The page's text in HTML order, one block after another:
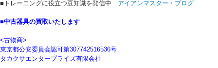
■トレーニングに役立つ豆知識を発信中 アイアンマスター・ブログ
■中古器具の買取いたします
<古物商>
東京都公安委員会認可第307742516536号
タカクサエンタープライズ有限会社